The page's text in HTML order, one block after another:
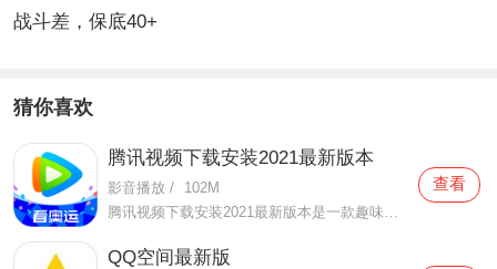
战斗差，保底40+
猜你喜欢
腾讯视频下载安装2021最新版本
影音播放 /
102M
腾讯视频下载安装2021最新版本是一款趣味性非常强的手机视频播放软件。在这款腾讯视频下载安装2021最新版本有很多当下热播的影片资源，在这里面可以看到有很多的精彩的影片，你想要观看的电视剧、电影、综艺、动漫等等统统都汇聚在这里面，影片的内容也都是非常丰富的，用户们
查看
QQ空间最新版